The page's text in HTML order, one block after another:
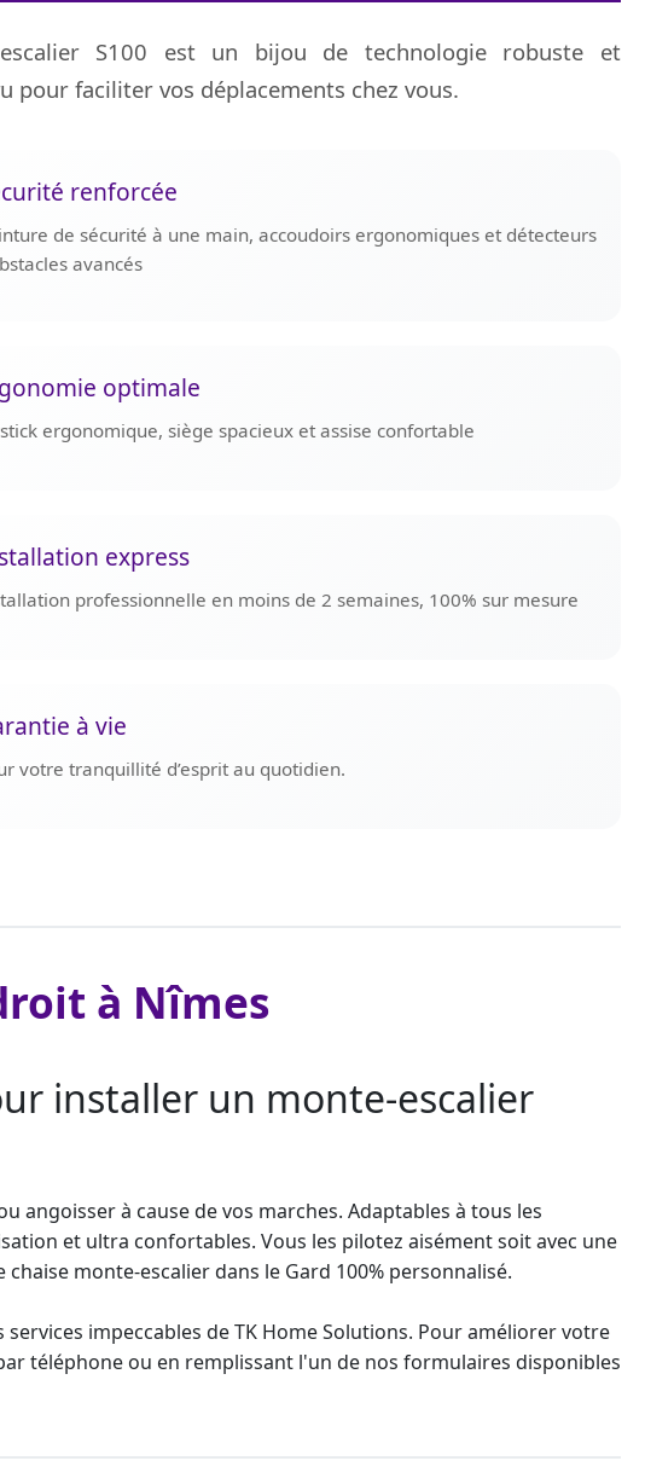
S100 est un bijou de technologie robuste et
pour faciliter vos déplacements chez vous.
renforcée
de sécurité à une main, accoudoirs ergonomiques et détecteurs
avancés
optimale
ergonomique, siège spacieux et assise confortable
express
professionnelle en moins de 2 semaines, 100% sur mesure
à vie
votre tranquillité d’esprit au quotidien.
à Nîmes
installer un monte-escalier
à cause de vos marches. Adaptables à tous les
et ultra confortables. Vous les pilotez aisément soit avec une
chaise monte-escalierdans le Gard 100% personnalisé.
services impeccables de TK Home Solutions. Pour améliorer votre
téléphone ou en remplissant l'un de nos formulaires disponibles